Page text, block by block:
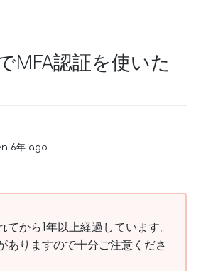
MFA認証を使いた
6年 ago
てから1年以上経過しています。
ありますので十分ご注意くださ